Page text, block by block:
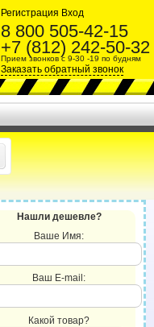
Регистрация Вход
8 800 505-42-15
+7 (812) 242-50-32
Прием звонков с 9-30 -19 по будням
Заказать обратный звонок
Нашли дешевле?
Ваше Имя:
Ваш E-mail:
Какой товар?